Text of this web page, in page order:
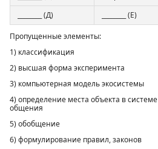
________ (Д)
________ (Е)
Пропущенные элементы:
1) классификация
2) высшая форма эксперимента
3) компьютерная модель экосистемы
4) определение места объекта в
общения
5) обобщение
6) формулирование правил, законов